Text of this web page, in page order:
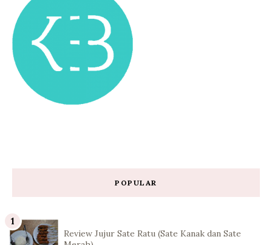
POPULAR
Review Jujur Sate Ratu (Sate Kanak dan Sate